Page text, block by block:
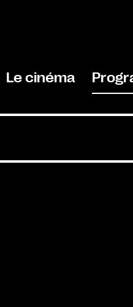
Le cinéma